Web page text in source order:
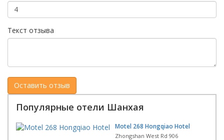
Текст отзыва
Популярные отели Шанхая
Motel 268 Hongqiao Hotel
Zhongshan West Rd 906